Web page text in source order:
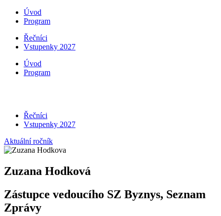
Úvod
Program
Řečníci
Vstupenky 2027
Úvod
Program
Řečníci
Vstupenky 2027
Aktuální ročník
Zuzana Hodková
Zástupce vedoucího SZ Byznys, Seznam
Zprávy